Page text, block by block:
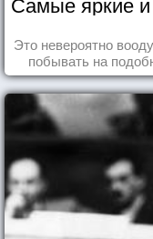
Это невероятно
побывать на